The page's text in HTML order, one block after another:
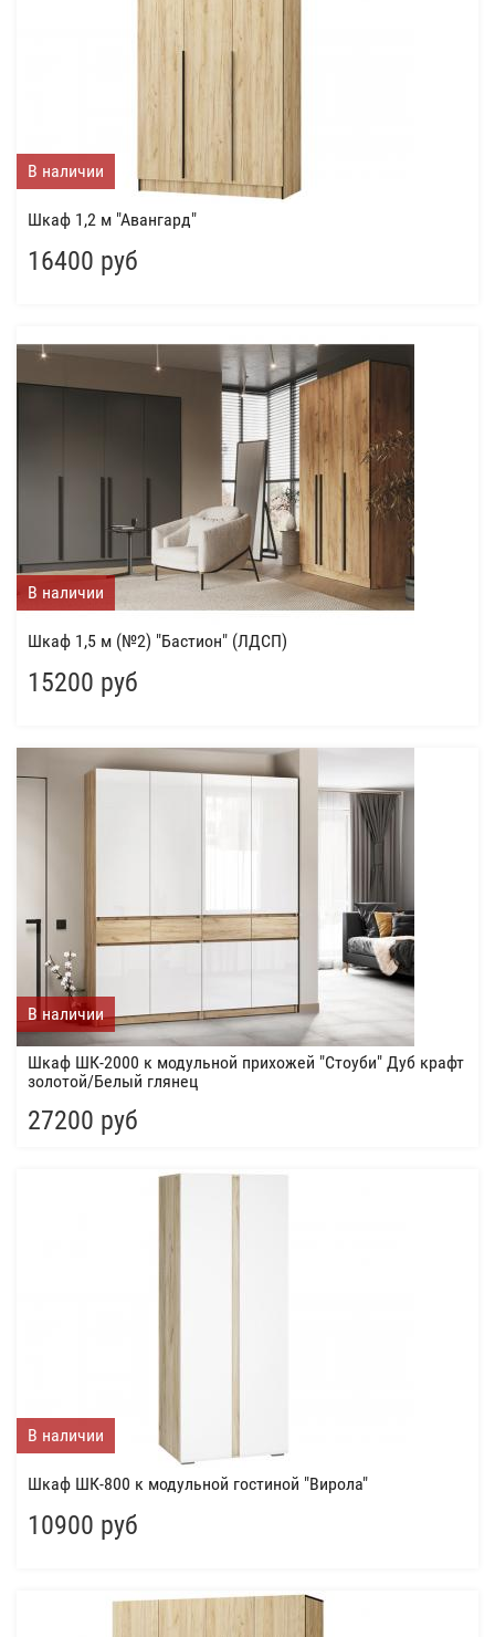
В наличии
Шкаф 1,2 м "Авангард"
16400 руб
В наличии
Шкаф 1,5 м (№2) "Бастион" (ЛДСП)
15200 руб
В наличии
Шкаф ШК-2000 к модульной прихожей "Стоуби" Дуб крафт
золотой/Белый глянец
27200 руб
В наличии
Шкаф ШК-800 к модульной гостиной "Вирола"
10900 руб